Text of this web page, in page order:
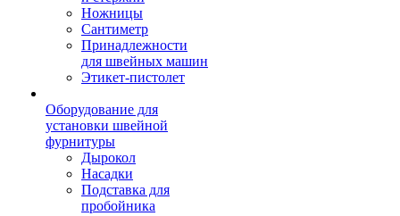
Ножницы
Сантиметр
Принадлежности
для швейных машин
Этикет-пистолет
Оборудование для
установки швейной
фурнитуры
Дырокол
Насадки
Подставка для
пробойника